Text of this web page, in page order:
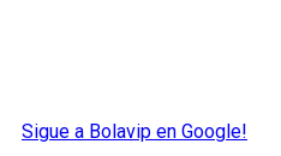
Sigue a Bolavip en Google!